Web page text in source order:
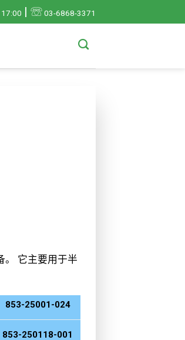
| ☏03-6868-3371
。 它主要用于半
853-25001-024
853-250118-001